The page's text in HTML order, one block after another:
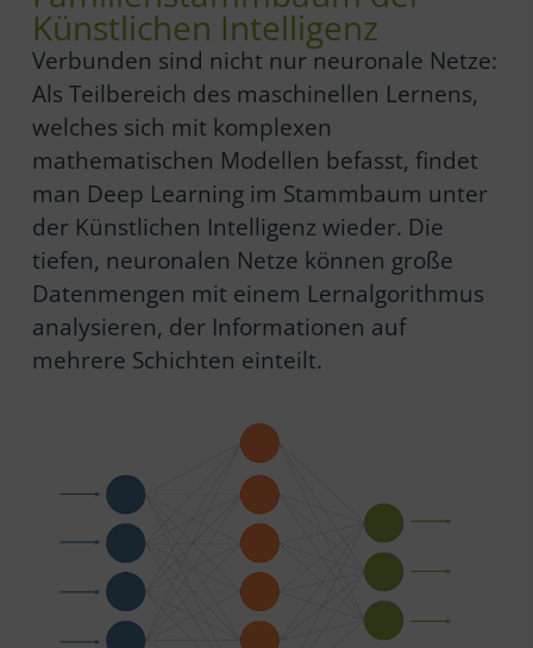
Künstlichen Intelligenz
Verbunden sind nicht nur neuronale Netze:
Als Teilbereich des maschinellen Lernens,
welches sich mit komplexen
mathematischen Modellen befasst, findet
man Deep Learning im Stammbaum unter
der Künstlichen Intelligenz wieder. Die
tiefen, neuronalen Netze können große
Datenmengen mit einem Lernalgorithmus
analysieren, der Informationen auf
mehrere Schichten einteilt.